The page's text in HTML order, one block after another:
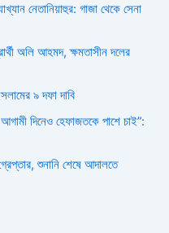
নেতানিয়াহুর: গাজা থেকে সেনা
অলি আহমদ, ক্ষমতাসীন দলের
৯ দফা দাবি
দিনেও হেফাজতকে পাশে চাই”:
শুনানি শেষে আদালতে